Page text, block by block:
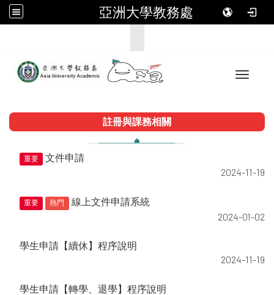
亞洲大學教務處
Toggle
註冊與課務相關
重要
文件申請
2024-11-19
重要 熱門
線上文件申請系統
2024-01-02
學生申請【續休】程序說明
2024-11-19
學生申請【轉學、退學】程序說明